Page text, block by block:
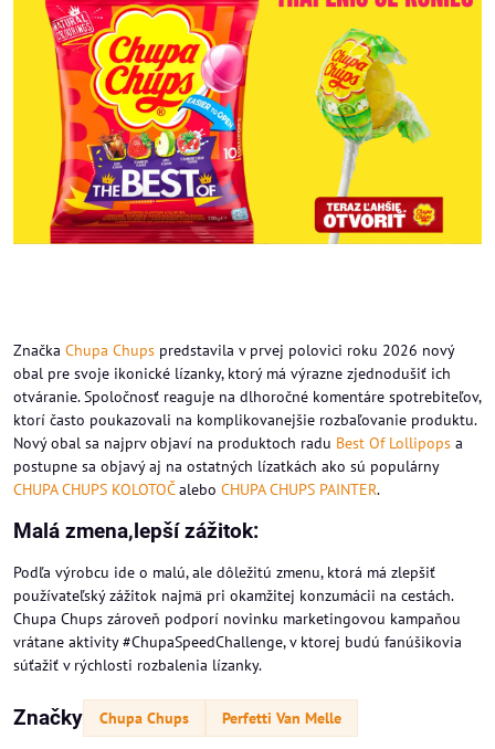
Značka Chupa Chups predstavila v prvej polovici roku 2026 nový
obal pre svoje ikonické lízanky, ktorý má výrazne zjednodušiť ich
otváranie. Spoločnosť reaguje na dlhoročné komentáre spotrebiteľov,
ktorí často poukazovali na komplikovanejšie rozbaľovanie produktu.
Nový obal sa najprv objaví na produktoch radu Best Of Lollipops a
postupne sa objavý aj na ostatných lízatkách ako sú populárny
CHUPA CHUPS KOLOTOČalebo CHUPA CHUPS PAINTER.
Malá zmena,lepší zážitok:
Podľa výrobcu ide o malú, ale dôležitú zmenu, ktorá má zlepšiť
používateľský zážitok najmä pri okamžitej konzumácii na cestách.
Chupa Chups zároveň podporí novinku marketingovou kampaňou
vrátane aktivity #ChupaSpeedChallenge, v ktorej budú fanúšikovia
súťažiť v rýchlosti rozbalenia lízanky.
Značky Chupa Chups Perfetti Van Melle